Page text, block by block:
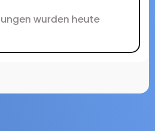
wurden heute